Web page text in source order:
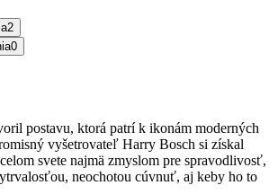
2
0
postavu, ktorá patrí k ikonám moderných
vyšetrovateľ Harry Bosch si získal
svete najmä zmyslom pre spravodlivosť,
neochotou cúvnuť, aj keby ho to